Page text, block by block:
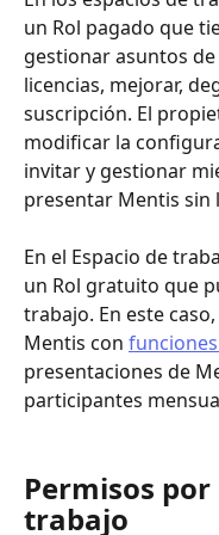
un Rol pagado que
gestionar asuntos
licencias, mejorar,
suscripción. El
modificar la
invitar y gestionar
presentar Mentis
En el Espacio de
un Rol gratuito que
trabajo. En este
Mentis con
presentaciones de
participantes
Permisos por
trabajo